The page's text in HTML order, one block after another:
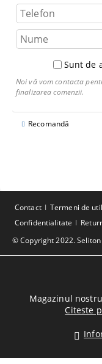
Sunt de
Noi vă vom contacta
finalizarea comenzii.
Recomandă
© Copyright 2022.
Contact Termeni de
Confidentialitate
Magazinul
Citeste